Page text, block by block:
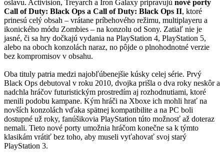
oslavu. Activision, Treyarch a Iron Galaxy pripravujú nové porty
Call of Duty: Black Ops a Call of Duty: Black Ops II, ktoré
prinesú celý obsah – vrátane príbehového režimu, multiplayeru a
ikonického módu Zombies – na konzolu od Sony. Zatiaľ nie je
jasné, či sa hry dočkajú vydania na PlayStation 4, PlayStation 5,
alebo na oboch konzolách naraz, no pôjde o plnohodnotné verzie
bez kompromisov v obsahu.
Oba tituly patria medzi najobľúbenejšie kúsky celej série. Prvý
Black Ops debutoval v roku 2010, dvojka prišla o dva roky neskôr a
nadchla hráčov futuristickým prostredím aj rozhodnutiami, ktoré
menili podobu kampane. Kým hráči na Xboxe ich mohli hrať na
novších konzolách vďaka spätnej kompatibilite a na PC boli
dostupné už roky, fanúšikovia PlayStation túto možnosť až doteraz
nemali. Tieto nové porty umožnia hráčom konečne sa k týmto
klasikám vrátiť bez toho, aby museli vyťahovať svoj starý
PlayStation 3.